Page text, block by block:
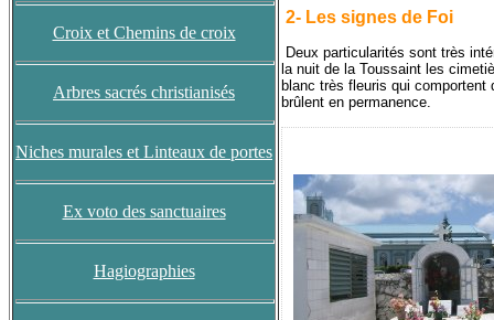
Croix et Chemins de croix
Arbres sacrés christianisés
Niches murales et Linteaux de portes
Ex voto des sanctuaires
Hagiographies
2- Les signes de Foi
Deux particularités sont très
la nuit de la Toussaint les
blanc très fleuris qui
brûlent en permanence.